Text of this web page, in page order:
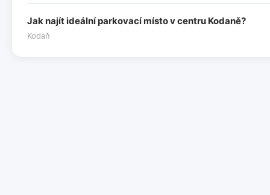
Jak najít ideální parkovací místo v centru Kodaně?
Kodaň